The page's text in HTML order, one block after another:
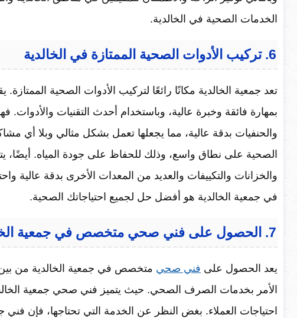
الخدمات الصحية في الخالدية.
6. تركيب الأدوات الصحية الممتازة في الخالدية
تعد جمعية الخالدية مكانًا رائعًا لتركيب الأدوات الصحية الممتازة.
بمهارة فائقة وخبرة عالية، وباستخدام أحدث التقنيات
والحنفيات بدقة عالية، مما يجعلها تعمل بشكل مثالي وبلا أي
الصحية على نطاق واسع، وذلك للحفاظ على جودة المياه. أيضًا،
والخزانات والتكييفات والعديد من المعدات الأخرى بدقة عالية
في جمعية الخالدية هو أفضل حل لجميع احتياجاتك الصحية.
7. الحصول على فني صحي متخصص في جمعية الخالدية
يعد الحصول على فني صحي متخصص في جمعية الخالدية من بين
الأمر بخدمات الصرف الصحي. حيث يتميز فني صحي جمعية الخالدية
احتياجات العملاء. بغض النظر عن الخدمة التي تحتاجها، فإن